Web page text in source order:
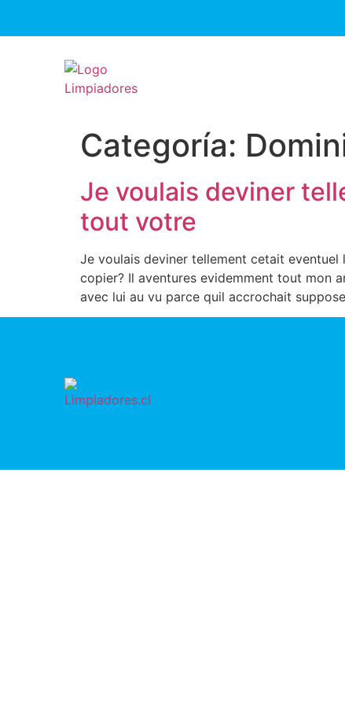
Categoría:
Je voulais deviner
tout votre
Je voulais deviner tellement cetait
copier? Il aventures evidemment tout mon
avec lui au vu parce quil accrochait